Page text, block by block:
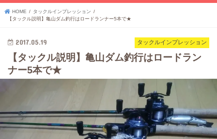
HOME
タックルインプレッション
【タックル説明】亀山ダム釣行はロードランナー5本で★
タックルインプレッション
2017.05.19
【タックル説明】亀山ダム釣行はロードラン
ナー5本で★